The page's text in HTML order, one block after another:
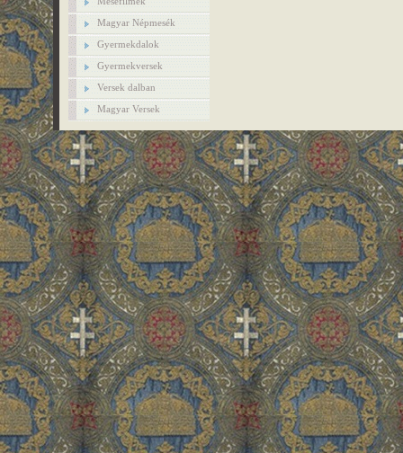
Magyar Népmesék
Gyermekdalok
Gyermekversek
Versek dalban
Magyar Versek